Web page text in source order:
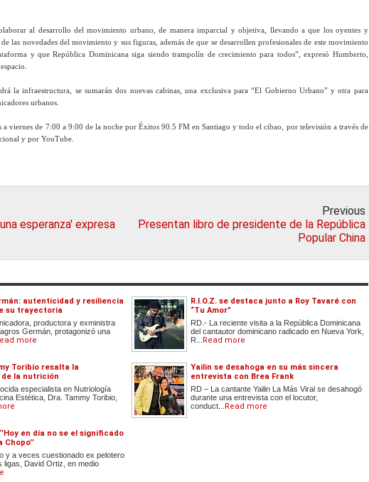
al desarrollo del movimiento urbano, de manera imparcial y objetiva, llevando a que los oyentes y
las novedades del movimiento y sus figuras, además de que se desarrollen profesionales de este movimiento
y que República Dominicana siga siendo trampolín de crecimiento para todos”, expresó Humberto,
la infraestructura, se sumarán dos nuevas cabinas, una exclusiva para “El Gobierno Urbano” y otra para
urbanos.
a viernes de 7:00 a 9:00 de la noche por Éxitos 90.5 FM en Santiago y todo el cibao, por televisión a través de
y por YouTube.
esperanza' expresa
Previous
Presentan libro de presidente de la República
Popular China
autenticidad y resiliencia
su trayectoria
productora y exministra
Germán, protagonizó una
more
R.I.O.Z. se destaca junto a Roy Tavaré con
“Tu Amor”
RD.- La reciente visita a la República Dominicana
del cantautor dominicano radicado en Nueva York,
R...
Read more
Toribio resalta la
la nutrición
especialista en Nutriología
Estética, Dra. Tammy Toribio,
Yailin se desahoga en su más sincera
entrevista con Brea Frank
RD – La cantante Yailin La Más Viral se desahogó
durante una entrevista con el locutor,
conduct...
Read more
en día no se el significado
y a veces cuestionado ex pelotero
ligas, David Ortiz, en medio